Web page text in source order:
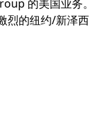
的美国业务。
烈的纽约/新泽西